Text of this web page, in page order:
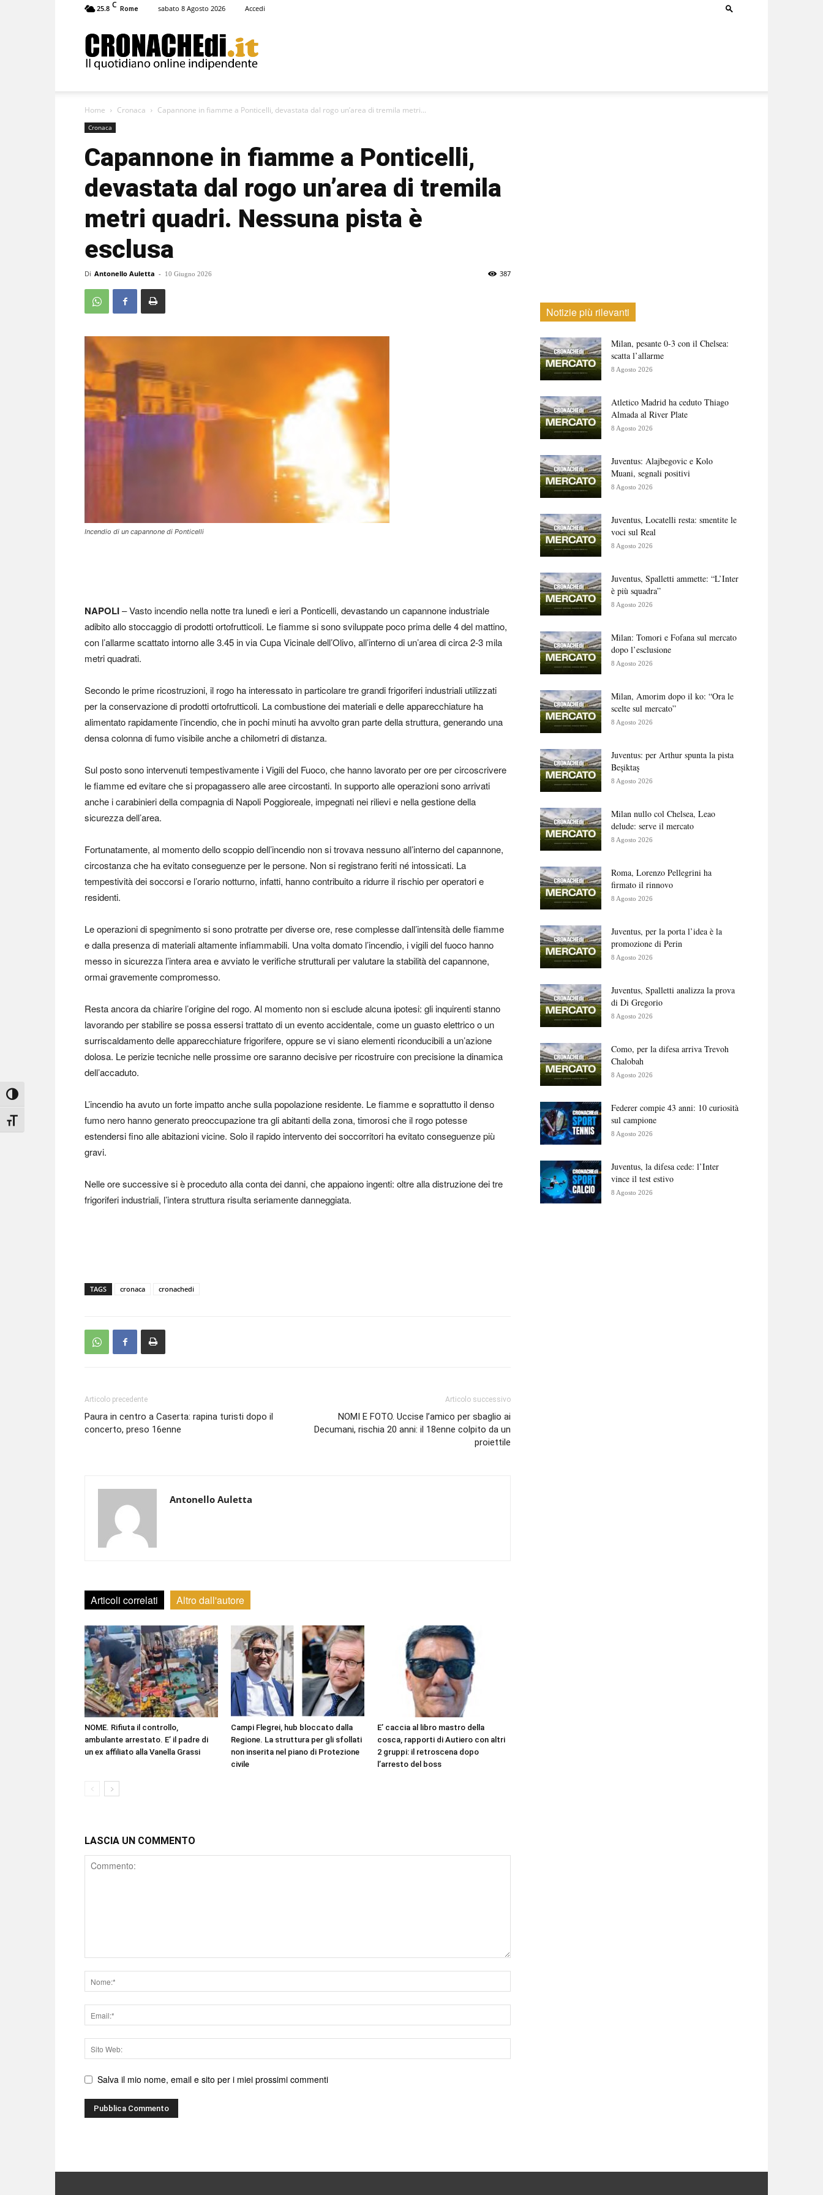
Attiva/disattiva alto contrasto
Attiva/disattiva dimensione testo
25.8 C Rome sabato 8 Agosto 2026 Accedi
Home Cronaca Capannone in fiamme a Ponticelli, devastata dal rogo un’area di tremila metri...
Cronaca
Capannone in fiamme a Ponticelli,
devastata dal rogo un’area di tremila
metri quadri. Nessuna pista è
esclusa
Di Antonello Auletta - 10 Giugno 2026 387
Incendio di un capannone di Ponticelli
NAPOLI– Vasto incendio nella notte tra lunedì e ieri a Ponticelli, devastando un capannone industriale
adibito allo stoccaggio di prodotti ortofrutticoli. Le fiamme si sono sviluppate poco prima delle 4 del mattino,
con l’allarme scattato intorno alle 3.45 in via Cupa Vicinale dell’Olivo, all’interno di un’area di circa 2-3 mila
metri quadrati.
Secondo le prime ricostruzioni, il rogo ha interessato in particolare tre grandi frigoriferi industriali utilizzati
per la conservazione di prodotti ortofrutticoli. La combustione dei materiali e delle apparecchiature ha
alimentato rapidamente l’incendio, che in pochi minuti ha avvolto gran parte della struttura, generando una
densa colonna di fumo visibile anche a chilometri di distanza.
Sul posto sono intervenuti tempestivamente i Vigili del Fuoco, che hanno lavorato per ore per circoscrivere
le fiamme ed evitare che si propagassero alle aree circostanti. In supporto alle operazioni sono arrivati
anche i carabinieri della compagnia di Napoli Poggioreale, impegnati nei rilievi e nella gestione della
sicurezza dell’area.
Fortunatamente, al momento dello scoppio dell’incendio non si trovava nessuno all’interno del capannone,
circostanza che ha evitato conseguenze per le persone. Non si registrano feriti né intossicati. La
tempestività dei soccorsi e l’orario notturno, infatti, hanno contribuito a ridurre il rischio per operatori e
residenti.
Le operazioni di spegnimento si sono protratte per diverse ore, rese complesse dall’intensità delle fiamme
e dalla presenza di materiali altamente infiammabili. Una volta domato l’incendio, i vigili del fuoco hanno
messo in sicurezza l’intera area e avviato le verifiche strutturali per valutare la stabilità del capannone,
ormai gravemente compromesso.
Resta ancora da chiarire l’origine del rogo. Al momento non si esclude alcuna ipotesi: gli inquirenti stanno
lavorando per stabilire se possa essersi trattato di un evento accidentale, come un guasto elettrico o un
surriscaldamento delle apparecchiature frigorifere, oppure se vi siano elementi riconducibili a un’azione
dolosa. Le perizie tecniche nelle prossime ore saranno decisive per ricostruire con precisione la dinamica
dell’accaduto.
L’incendio ha avuto un forte impatto anche sulla popolazione residente. Le fiamme e soprattutto il denso
fumo nero hanno generato preoccupazione tra gli abitanti della zona, timorosi che il rogo potesse
estendersi fino alle abitazioni vicine. Solo il rapido intervento dei soccorritori ha evitato conseguenze più
gravi.
Nelle ore successive si è proceduto alla conta dei danni, che appaiono ingenti: oltre alla distruzione dei tre
frigoriferi industriali, l’intera struttura risulta seriamente danneggiata.
TAGS cronaca cronachedi
Articolo precedente
Paura in centro a Caserta: rapina turisti dopo il
concerto, preso 16enne
Articolo successivo
NOMI E FOTO. Uccise l’amico per sbaglio ai
Decumani, rischia 20 anni: il 18enne colpito da un
proiettile
Antonello Auletta
Articoli correlati Altro dall'autore
NOME. Rifiuta il controllo,
ambulante arrestato. E’ il padre di
un ex affiliato alla Vanella Grassi
Campi Flegrei, hub bloccato dalla
Regione. La struttura per gli sfollati
non inserita nel piano di Protezione
civile
E’ caccia al libro mastro della
cosca, rapporti di Autiero con altri
2 gruppi: il retroscena dopo
l’arresto del boss
LASCIA UN COMMENTO
Comment
Nome
Email
Sito
web
Salva il mio nome, email e sito per i miei prossimi commenti
Notizie più rilevanti
Milan, pesante 0-3 con il Chelsea:
scatta l’allarme
8 Agosto 2026
Atletico Madrid ha ceduto Thiago
Almada al River Plate
8 Agosto 2026
Juventus: Alajbegovic e Kolo
Muani, segnali positivi
8 Agosto 2026
Juventus, Locatelli resta: smentite le
voci sul Real
8 Agosto 2026
Juventus, Spalletti ammette: “L’Inter
è più squadra”
8 Agosto 2026
Milan: Tomori e Fofana sul mercato
dopo l’esclusione
8 Agosto 2026
Milan, Amorim dopo il ko: “Ora le
scelte sul mercato”
8 Agosto 2026
Juventus: per Arthur spunta la pista
Beşiktaş
8 Agosto 2026
Milan nullo col Chelsea, Leao
delude: serve il mercato
8 Agosto 2026
Roma, Lorenzo Pellegrini ha
firmato il rinnovo
8 Agosto 2026
Juventus, per la porta l’idea è la
promozione di Perin
8 Agosto 2026
Juventus, Spalletti analizza la prova
di Di Gregorio
8 Agosto 2026
Como, per la difesa arriva Trevoh
Chalobah
8 Agosto 2026
Federer compie 43 anni: 10 curiosità
sul campione
8 Agosto 2026
Juventus, la difesa cede: l’Inter
vince il test estivo
8 Agosto 2026